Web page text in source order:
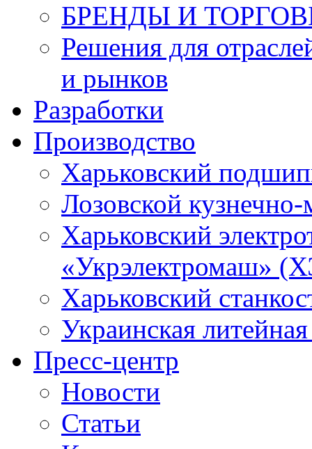
БРЕНДЫ И
Решения для
и рынков
Разработки
Производство
Харьковский
Лозовской
Харьковский
«Укрэлектромаш»
Харьковский
Украинская
Пресс-центр
Новости
Статьи